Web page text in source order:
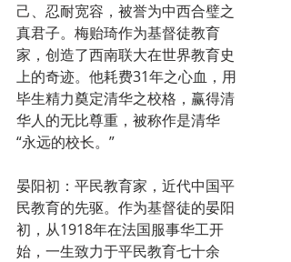
己、忍耐宽容，被誉为中西合璧之
真君子。梅贻琦作为基督徒教育
家，创造了西南联大在世界教育史
上的奇迹。他耗费31年之心血，用
毕生精力奠定清华之校格，赢得清
华人的无比尊重，被称作是清华
“永远的校长。”
晏阳初：平民教育家，近代中国平
民教育的先驱。作为基督徒的晏阳
初，从1918年在法国服事华工开
始，一生致力于平民教育七十余